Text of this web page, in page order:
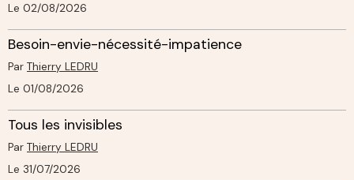
Le 02/08/2026
Besoin-envie-nécessité-impatience
Par Thierry LEDRU
Le 01/08/2026
Tous les invisibles
Par Thierry LEDRU
Le 31/07/2026